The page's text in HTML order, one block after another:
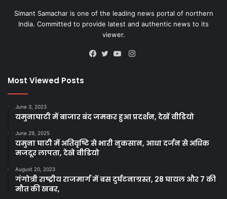
Simant Samachar is one of the leading news portal of northern
India. Committed to provide latest and authentic news to its
viewer.
Instagram
Most Viewed Posts
June 3, 2023
यमुनाघाटी में बाजार बंद जमकर हुआ प्रदर्शन, देखें वीडियो
June 29, 2025
यमुना घाटी में अतिवृष्टि से भारी नुकसान, आधा दर्जन से अधिक
मजदूर लापता, देखे वीडियो
August 20, 2023
गंगोत्री राष्ट्रीय राजमार्ग में बस दुर्घटनाग्रस्त, 28 घायल और 7 की
मौत की खबर,